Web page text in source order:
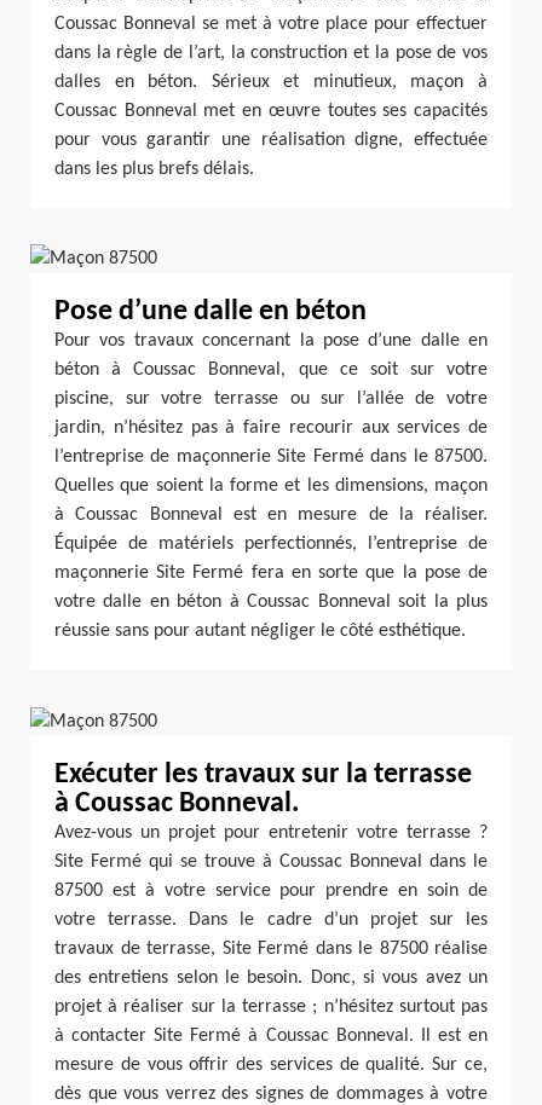
Coussac Bonneval se met à votre place pour effectuer
dans la règle de l’art, la construction et la pose de vos
dalles en béton. Sérieux et minutieux, maçon à
Coussac Bonneval met en œuvre toutes ses capacités
pour vous garantir une réalisation digne, effectuée
dans les plus brefs délais.
Pose d’une dalle en béton
Pour vos travaux concernant la pose d’une dalle en
béton à Coussac Bonneval, que ce soit sur votre
piscine, sur votre terrasse ou sur l’allée de votre
jardin, n’hésitez pas à faire recourir aux services de
l’entreprise de maçonnerie Site Fermé dans le 87500.
Quelles que soient la forme et les dimensions, maçon
à Coussac Bonneval est en mesure de la réaliser.
Équipée de matériels perfectionnés, l’entreprise de
maçonnerie Site Fermé fera en sorte que la pose de
votre dalle en béton à Coussac Bonneval soit la plus
réussie sans pour autant négliger le côté esthétique.
Exécuter les travaux sur la terrasse
à Coussac Bonneval.
Avez-vous un projet pour entretenir votre terrasse ?
Site Fermé qui se trouve à Coussac Bonneval dans le
87500 est à votre service pour prendre en soin de
votre terrasse. Dans le cadre d’un projet sur les
travaux de terrasse, Site Fermé dans le 87500 réalise
des entretiens selon le besoin. Donc, si vous avez un
projet à réaliser sur la terrasse ; n’hésitez surtout pas
à contacter Site Fermé à Coussac Bonneval. Il est en
mesure de vous offrir des services de qualité. Sur ce,
dès que vous verrez des signes de dommages à votre